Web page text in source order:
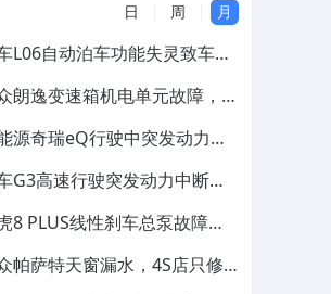
日 周 月
L06自动泊车功能失灵致车辆
朗逸变速箱机电单元故障，厂
源奇瑞eQ行驶中突发动力受
质保
G3高速行驶突发动力中断，
8 PLUS线性刹车总泵故障，
帕萨特天窗漏水，4S店只修